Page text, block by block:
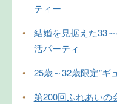
ティー
•
結婚を見据えた33
活パーティ
•
25歳～32歳限定”ギ
•
第200回ふれあいの